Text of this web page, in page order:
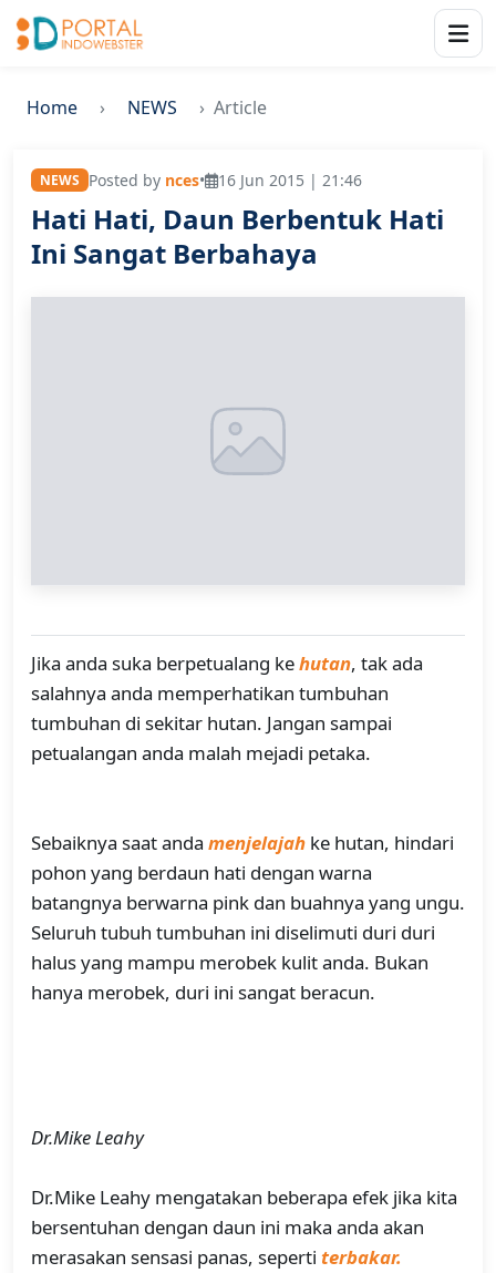
Home NEWS Article
NEWS Posted by nces• 16 Jun 2015 | 21:46
Hati Hati, Daun Berbentuk Hati
Ini Sangat Berbahaya
Jika anda suka berpetualang kehutan, tak ada
salahnya anda memperhatikan tumbuhan
tumbuhan di sekitar hutan. Jangan sampai
petualangan anda malah mejadi petaka.
Sebaiknya saat anda menjelajah ke hutan, hindari
pohon yang berdaun hati dengan warna
batangnya berwarna pink dan buahnya yang ungu.
Seluruh tubuh tumbuhan ini diselimuti duri duri
halus yang mampu merobek kulit anda. Bukan
hanya merobek, duri ini sangat beracun.
Dr.Mike Leahy
Dr.Mike Leahy mengatakan beberapa efek jika kita
bersentuhan dengan daun ini maka anda akan
merasakan sensasi panas, seperti terbakar.